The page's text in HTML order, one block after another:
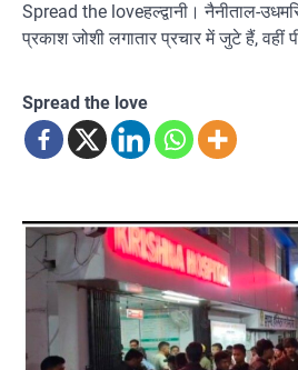
Spread the loveहल्द्वानी। नैनीताल-
प्रकाश जोशी लगातार प्रचार में जुटे हैं, वहीं
Spread the love